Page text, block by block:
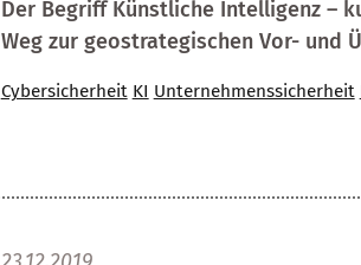
Der Begriff Künstliche Intelligenz –
Weg zur geostrategischen Vor- und
Cybersicherheit KI Unternehmenssicherheit